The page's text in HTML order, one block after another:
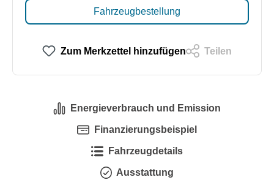
Fahrzeugbestellung
Zum Merkzettel hinzufügen Teilen
Energieverbrauch und Emission
Finanzierungsbeispiel
Fahrzeugdetails
Ausstattung